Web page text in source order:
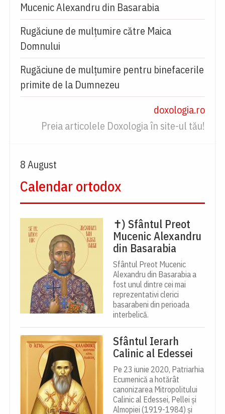
Mucenic Alexandru din Basarabia
Rugăciune de mulţumire către Maica
Domnului
Rugăciune de mulțumire pentru binefacerile
primite de la Dumnezeu
doxologia.ro
Preia articolele Doxologia în site-ul tău!
8 August
Calendar ortodox
✝) Sfântul Preot
Mucenic Alexandru
din Basarabia
Sfântul Preot Mucenic
Alexandru din Basarabia a
fost unul dintre cei mai
reprezentativi clerici
basarabeni din perioada
interbelică.
Sfântul Ierarh
Calinic al Edessei
Pe 23 iunie 2020, Patriarhia
Ecumenică a hotărât
canonizarea Mitropolitului
Calinic al Edessei, Pellei și
Almopiei (1919-1984) și